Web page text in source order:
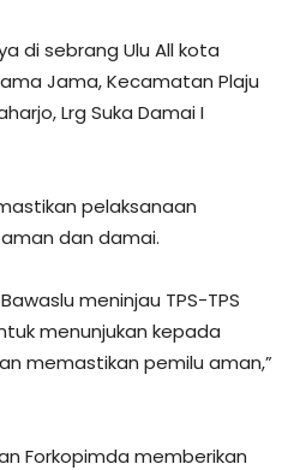
di sebrang Ulu All kota
Jama, Kecamatan Plaju
Lrg Suka Damai I
pelaksanaan
dan damai.
meninjau TPS-TPS
menunjukan kepada
memastikan pemilu aman,”
Forkopimda memberikan